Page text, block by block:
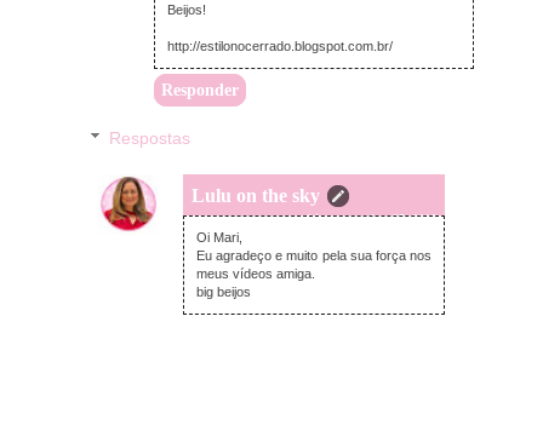
Beijos!
http://estilonocerrado.blogspot.com.br/
Responder
Respostas
Lulu on the sky
sexta-feira, novembro 25, 2016
Oi Mari,
Eu agradeço e muito pela sua força nos
meus vídeos amiga.
big beijos